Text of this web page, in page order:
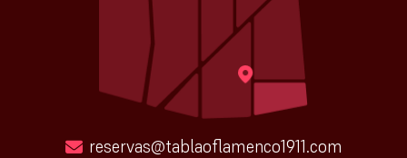
reservas@tablaoflamenco1911.com